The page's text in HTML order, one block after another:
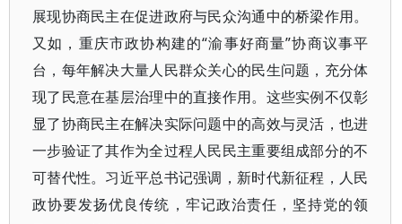
展现协商民主在促进政府与民众沟通中的桥梁作用。
又如，重庆市政协构建的“渝事好商量”协商议事平
台，每年解决大量人民群众关心的民生问题，充分体
现了民意在基层治理中的直接作用。这些实例不仅彰
显了协商民主在解决实际问题中的高效与灵活，也进
一步验证了其作为全过程人民民主重要组成部分的不
可替代性。习近平总书记强调，新时代新征程，人民
政协要发扬优良传统，牢记政治责任，坚持党的领